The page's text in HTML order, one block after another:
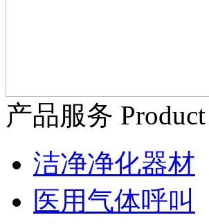
产品服务 Product
洁净净化器材
医用气体呼叫